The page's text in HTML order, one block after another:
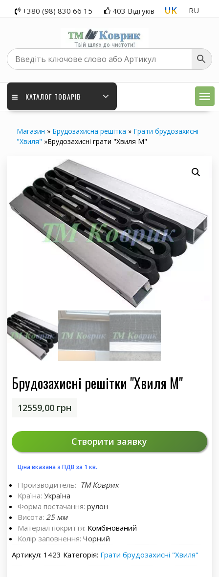
Перейти
+380 (98) 830 66 15 403 Відгуків UK RU
КАТАЛОГ ТОВАРІВ
Магазин » Брудозахисна решітка » Грати брудозахисні
"Хвиля" »Брудозахисні грати "Хвиля М"
Брудозахисні решітки "Хвиля М"
12559,00 грн
Створити заявку
Ціна вказана з ПДВ за 1 кв.
Производитель: ТМ Коврик
Країна: Україна
Форма постачання: рулон
Висота: 25 мм
Матеріал покриття: Комбінований
Колір заповнення: Чорний
Артикул: 1423 Категорія: Грати брудозахисні "Хвиля"